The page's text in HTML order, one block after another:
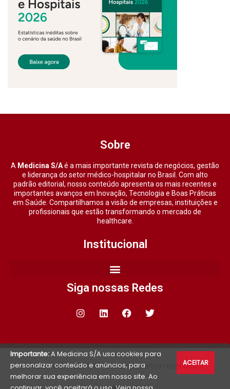
Sobre
A Medicina S/Aé a mais importante revista de negócios, gestão
e liderança do setor médico-hospitalar no Brasil. Com alto
padrão editorial, nosso conteúdo apresenta os mais recentes e
importantes avanços em Inovação, Tecnologia e Boas Práticas
em Saúde. Compartilhamos a visão de empresas, instituições e
profissionais que estão transformando o mercado de
healthcare.
Institucional
Siga nossas Redes
Medicina S/A 2021 © Todos os direitos reservados.
Importante:A Medicina S/A usa cookies para
personalizar conteúdo e anúncios, para
melhorar sua experiência em nosso site. Ao
ACEITAR